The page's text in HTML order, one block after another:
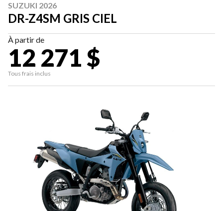
SUZUKI 2026
DR-Z4SM GRIS CIEL
À partir de
12 271 $
Tous frais inclus